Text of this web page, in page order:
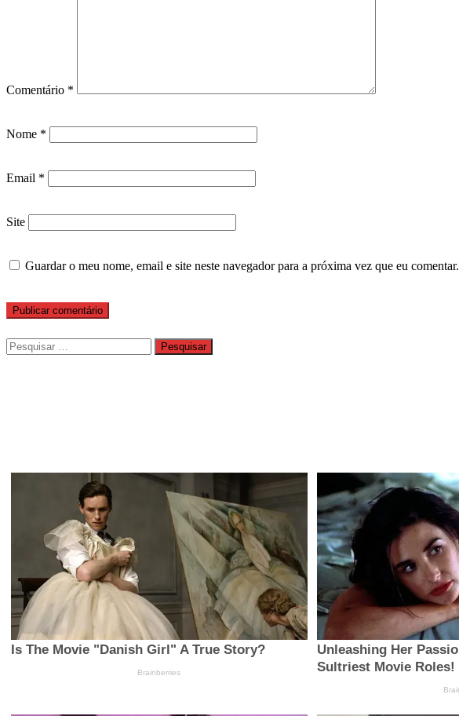
Comentário *
Nome *
Email *
Site
Guardar o meu nome, email e site neste navegador para a próxima vez que eu comentar.
Pesquisar
por: